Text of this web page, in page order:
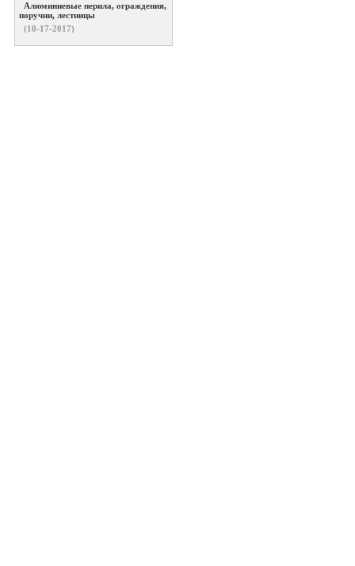
Алюминиевые перила, ограждения,
поручни, лестницы
(10-17-2017)